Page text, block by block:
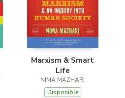
Marxism & Smart
Life
NIMA MAZHARI
Disponible